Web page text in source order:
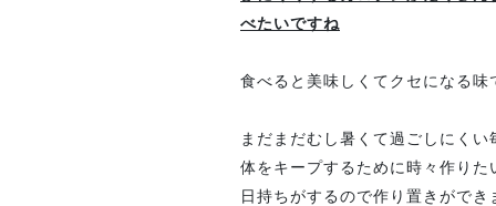
べたいですね
食べると美味しくてクセになる
まだまだむし暑くて過ごしにく
体をキープするために時々作りた
日持ちがするので作り置きがで